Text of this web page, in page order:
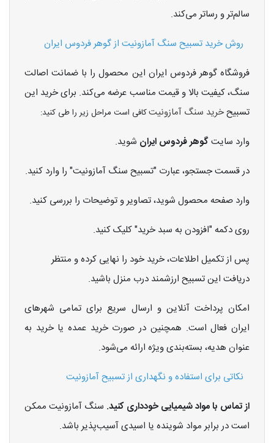
سالم‌تر و رسا‌تر می‌کند.
روش خرید تسبیح سنگ آمازونیت از گوهر فردوس ایران
فروشگاه گوهر فردوس ایران این محصول را با ضمانت اصالت
سنگ، کیفیت بالا و قیمت مناسب عرضه می‌کند. برای خرید این
تسبیحخرید سنگ آمازونیتکافی است مراحل زیر را طی کنید:
وارد سایتگوهر فردوس ایران شوید.
در قسمت جستجو، عبارت "تسبیح سنگ آمازونیت" را وارد کنید.
وارد صفحه محصول شوید، تصاویر و توضیحات را بررسی کنید.
روی دکمه "افزودن به سبد خرید" کلیک کنید.
پس از تکمیل اطلاعات، خرید خود را نهایی کرده و منتظر
دریافت این تسبیح ارزشمند درب منزل باشید.
امکان پرداخت آنلاین و ارسال سریع برای تمامی شهرهای
ایران فعال است. همچنین در صورت خرید عمده یا خرید به
عنوان هدیه، بسته‌بندی ویژه ارائه می‌شود.
نکاتی برای استفاده و نگهداری از تسبیح آمازونیت
از تماس با مواد شیمیایی خودداری کنید. سنگ آمازونیت ممکن
است در برابر مواد شوینده یا اسیدی آسیب‌پذیر باشد.